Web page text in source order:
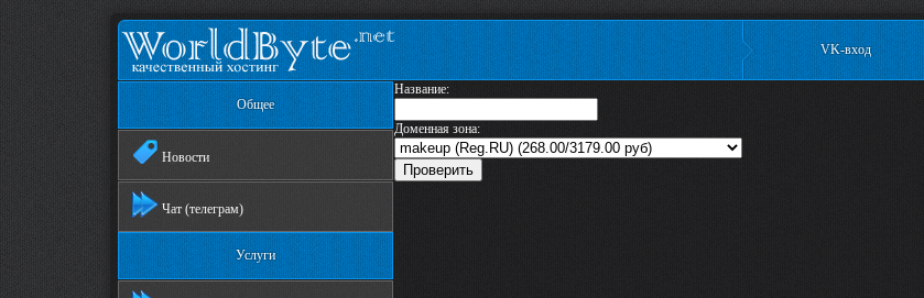
VK-вход
Общее
Новости
Чат (телеграм)
Услуги
Название:
Доменная зона: